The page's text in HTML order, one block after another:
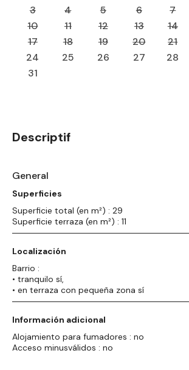
3
4 5 6 7
10
11 12 13 14
17
18 19 20 21
24
25 26 27 28
31
Descriptif
General
Superficies
Superficie total (en m²) : 29
Superficie terraza (en m²) : 11
Localización
Barrio :
• tranquilo sí,
• en terraza con pequeña zona sí
Información adicional
Alojamiento para fumadores : no
Acceso minusválidos : no